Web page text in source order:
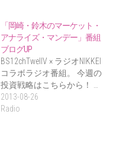
「岡崎・鈴木のマーケット・
アナライズ・マンデー」番組
ブログUP
BS12chTwellV × ラジオNIKKEI
コラボラジオ番組。 今週の
投資戦略はこちらから！ …
2013-08-26
Radio